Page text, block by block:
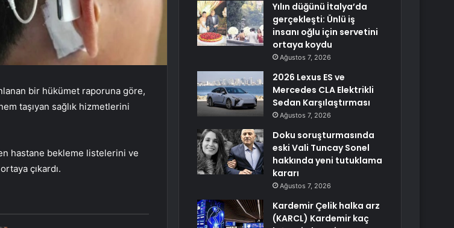
bir hükümet raporuna göre,
taşıyan sağlık hizmetlerini
hastane bekleme listelerini ve
çıkardı.
Yılın düğünü İtalya’da
gerçekleşti: Ünlü iş
insanı oğlu için servetini
ortaya koydu
Ağustos 7, 2026
2026 Lexus ES ve
Mercedes CLA Elektrikli
Sedan Karşılaştırması
Ağustos 7, 2026
Doku soruşturmasında
eski Vali Tuncay Sonel
hakkında yeni tutuklama
kararı
Ağustos 7, 2026
Kardemir Çelik halka arz
(KARCL) Kardemir kaç